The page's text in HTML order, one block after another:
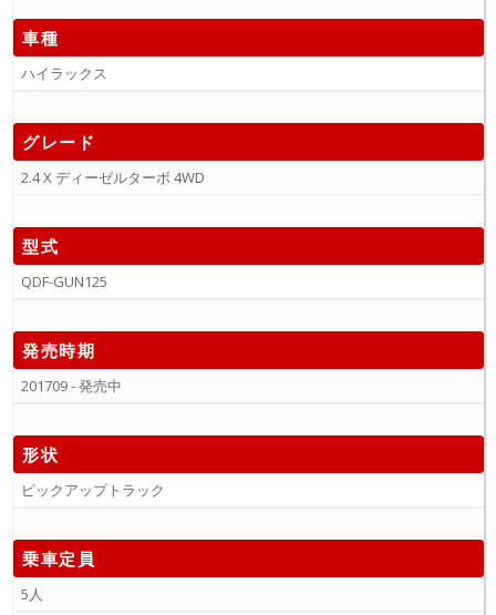
車種
ハイラックス
グレード
2.4 X ディーゼルターボ 4WD
型式
QDF-GUN125
発売時期
201709 - 発売中
形状
ピックアップトラック
乗車定員
5人